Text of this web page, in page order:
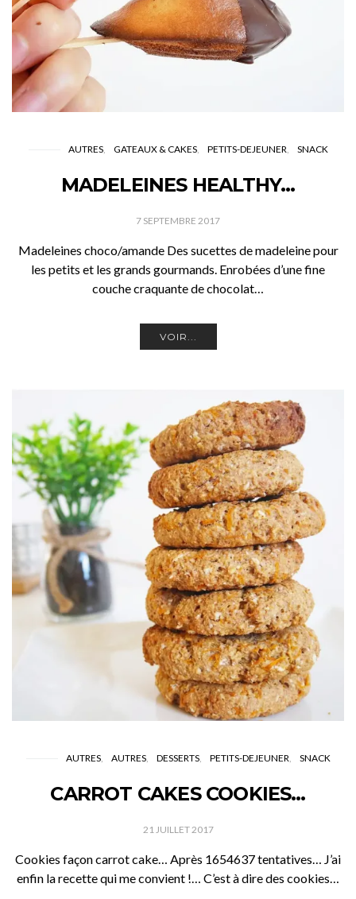
AUTRES GATEAUX & CAKES PETITS-DEJEUNER SNACK
MADELEINES HEALTHY…
7 SEPTEMBRE 2017
Madeleines choco/amande Des sucettes de madeleine pour
les petits et les grands gourmands. Enrobées d’une fine
couche craquante de chocolat…
VOIR...
AUTRES AUTRES DESSERTS PETITS-DEJEUNER SNACK
CARROT CAKES COOKIES…
21 JUILLET 2017
Cookies façon carrot cake… Après 1654637 tentatives… J’ai
enfin la recette qui me convient !… C’est à dire des cookies…